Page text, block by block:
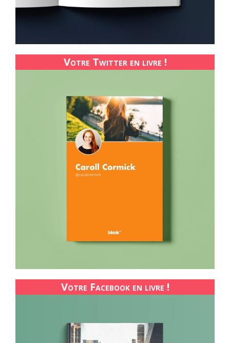
Votre Twitter en livre !
Votre Facebook en livre !